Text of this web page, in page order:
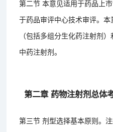
第二节 本意见适用于药品上
于药品审评中心技术审评。
（包括多组分生化药注射剂
中药注射剂。
第二章 药物注射剂总体
第三节 剂型选择基本原则。